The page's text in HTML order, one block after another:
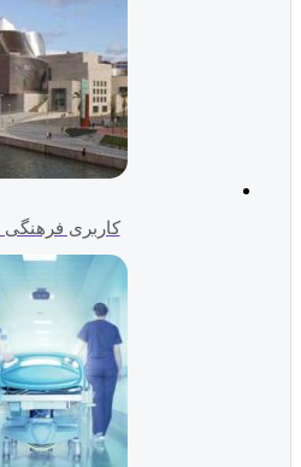
کاربری فرهنگی و هنری